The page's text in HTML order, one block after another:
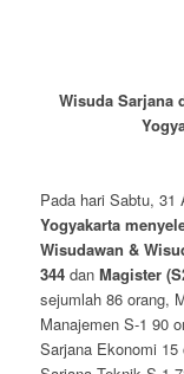
Wisuda Sarjana
Pada hari Sabtu, 31
Yogyakarta
Wisudawan &
344dan Magister
sejumlah 86 orang,
Manajemen S-1 90
Sarjana Ekonomi